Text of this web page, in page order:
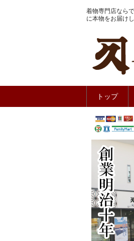
着物専門店なら
に本物をお届けし
トップ